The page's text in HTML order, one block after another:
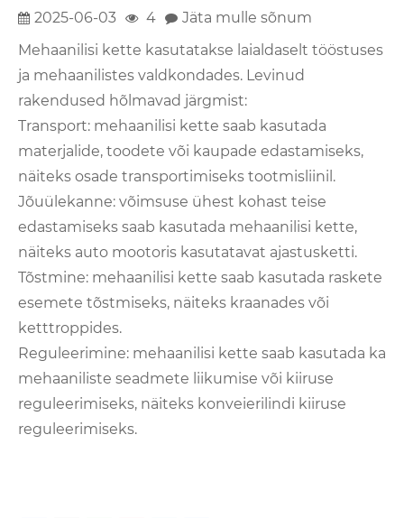
2025-06-03 4
Jäta mulle sõnum
Mehaanilisi kette kasutatakse laialdaselt tööstuses
ja mehaanilistes valdkondades. Levinud
rakendused hõlmavad järgmist:
Transport: mehaanilisi kette saab kasutada
materjalide, toodete või kaupade edastamiseks,
näiteks osade transportimiseks tootmisliinil.
Jõuülekanne: võimsuse ühest kohast teise
edastamiseks saab kasutada mehaanilisi kette,
näiteks auto mootoris kasutatavat ajastusketti.
Tõstmine: mehaanilisi kette saab kasutada raskete
esemete tõstmiseks, näiteks kraanades või
ketttroppides.
Reguleerimine: mehaanilisi kette saab kasutada ka
mehaaniliste seadmete liikumise või kiiruse
reguleerimiseks, näiteks konveierilindi kiiruse
reguleerimiseks.